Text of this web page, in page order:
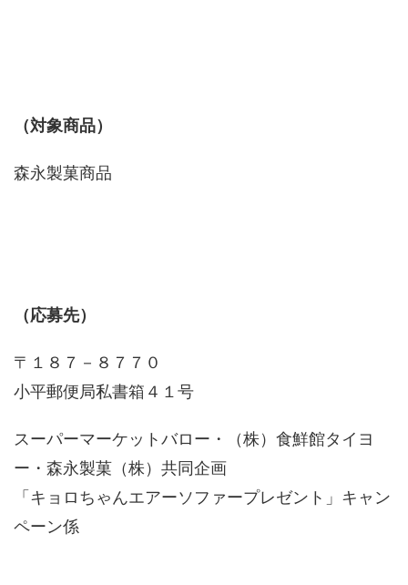
（対象商品）
森永製菓商品
（応募先）
〒１８７－８７７０
小平郵便局私書箱４１号
スーパーマーケットバロー・（株）食鮮館タイヨ
ー・森永製菓（株）共同企画
「キョロちゃんエアーソファープレゼント」キャン
ペーン係